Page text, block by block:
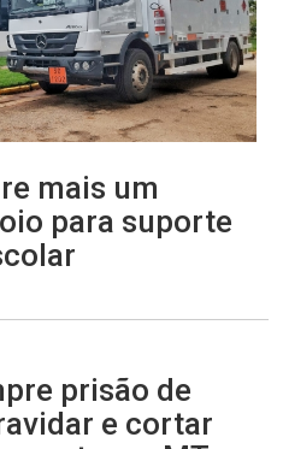
mais um
para suporte
prisão de
e cortar